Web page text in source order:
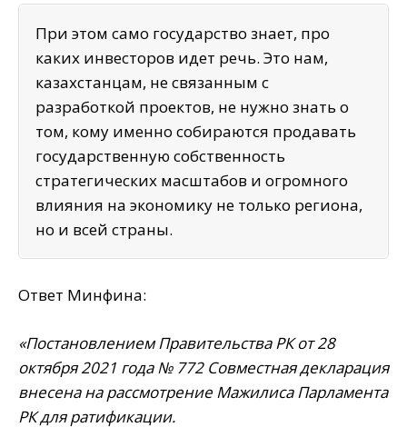
При этом само государство знает, про
каких инвесторов идет речь. Это нам,
казахстанцам, не связанным с
разработкой проектов, не нужно знать о
том, кому именно собираются продавать
государственную собственность
стратегических масштабов и огромного
влияния на экономику не только региона,
но и всей страны.
Ответ Минфина:
«Постановлением Правительства РК от 28
октября 2021 года № 772 Совместная декларация
внесена на рассмотрение Мажилиса Парламента
РК для ратификации.